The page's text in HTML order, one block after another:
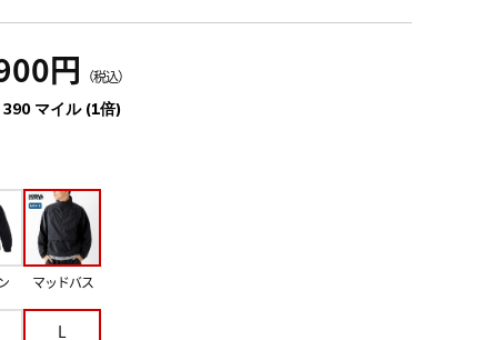
円 （税込）
マイル (1倍)
マッドバス
L